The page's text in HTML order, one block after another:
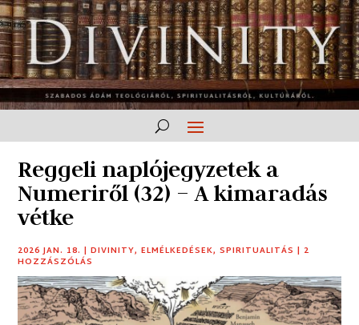
Reggeli naplójegyzetek a
Numeriről (32) – A kimaradás
vétke
2026 JAN. 18. |DIVINITY,ELMÉLKEDÉSEK,SPIRITUALITÁS | 2
HOZZÁSZÓLÁS